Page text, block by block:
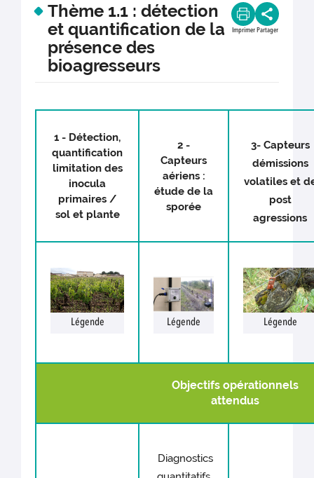
Thème 1.1 : détection
et quantification de la
présence des
bioagresseurs
Imprimer Partager
1 - Détection,
quantification
limitation des
inocula
primaires /
sol et plante
2 -
Capteurs
aériens :
étude de la
sporée
3- Capteurs
démissions
volatiles et
post
agressions
Légende Légende Légende
Objectifs opérationnels
attendus
Diagnostics